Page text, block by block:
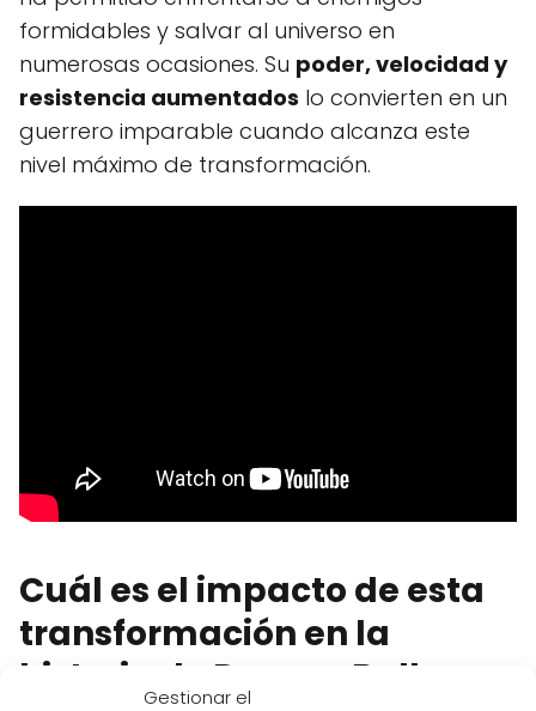
Gestionar el
formidables y salvar al universo en
numerosas ocasiones. Su poder, velocidad y
resistencia aumentados lo convierten en un
guerrero imparable cuando alcanza este
nivel máximo de transformación.
Cuál es el impacto de esta
transformación en la
historia de Dragon Ball